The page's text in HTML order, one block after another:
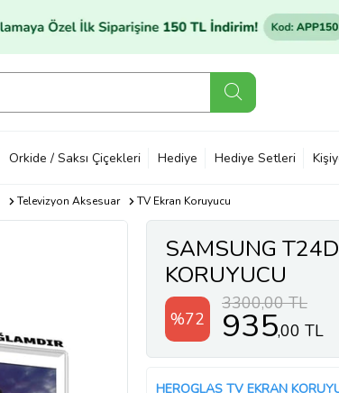
Orkide / Saksı Çiçekleri Hediye Hediye Setleri
Televizyon Aksesuar TV Ekran Koruyucu
SAMSUNG
KORUYUCU
%72
3300,00 TL
935,00 TL
HEROGLAS TV EKRAN